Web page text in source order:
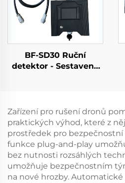
dBm
BF-SD30 Ruční
detektor - Sestavená
Zařízení pro rušení dronů
praktických výhod, které z
prostředek pro bezpečnostní
funkce plug-and-play
bez nutnosti rozsáhlých
umožňuje bezpečnostním
na nové hrozby.